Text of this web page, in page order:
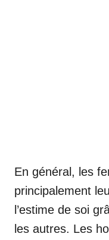
En général, les
principalement
l’estime de soi
les autres. Les